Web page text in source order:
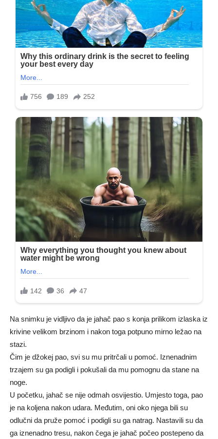
Na snimku je vidljivo da je jahač pao s konja prilikom izlaska iz
krivine velikom brzinom i nakon toga potpuno mirno ležao na
stazi.
Čim je džokej pao, svi su mu pritrčali u pomoć. Iznenadnim
trzajem su ga podigli i pokušali da mu pomognu da stane na
noge.
U početku, jahač se nije odmah osvijestio. Umjesto toga, pao
je na koljena nakon udara. Međutim, oni oko njega bili su
odlučni da pruže pomoć i podigli su ga natrag. Nastavili su da
ga iznenadno tresu, nakon čega je jahač počeo postepeno da